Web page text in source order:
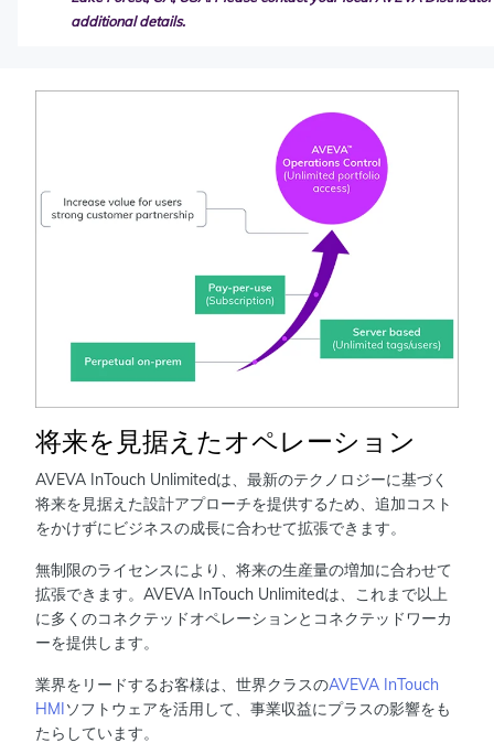
additional details.
将来を見据えたオペレーション
AVEVA InTouch Unlimitedは、最新のテクノロジーに基づく
将来を見据えた設計アプローチを提供するため、追加コスト
をかけずにビジネスの成長に合わせて拡張できます。
無制限のライセンスにより、将来の生産量の増加に合わせて
拡張できます。AVEVA InTouch Unlimitedは、これまで以上
に多くのコネクテッドオペレーションとコネクテッドワーカ
ーを提供します。
業界をリードするお客様は、世界クラスのAVEVA InTouch
HMIソフトウェアを活用して、事業収益にプラスの影響をも
たらしています。